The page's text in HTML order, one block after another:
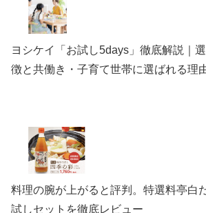
ヨシケイ「お試し5days」徹底解説｜
徴と共働き・子育て世帯に選ばれる理
料理の腕が上がると評判。特選料亭白
試しセットを徹底レビュー